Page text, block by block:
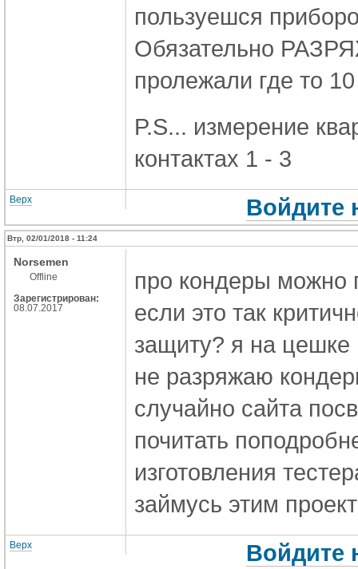
пользуешся
Обязательно
пролежали где то 10
P.S... измерение
контактах 1 - 3
Верх Войдите
Втр, 02/01/2018 - 11:24
Norsemen
Offline
Зарегистрирован:
08.07.2017
про кондеры можно
если это так
защиту? я на цешке
не разряжаю
случайно сайта
почитать
изготовления
займусь этим
Верх Войдите